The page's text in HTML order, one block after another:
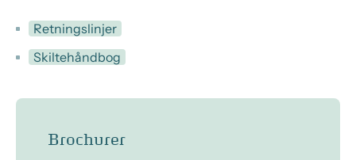
Retningslinjer
Skiltehåndbog
Brochurer